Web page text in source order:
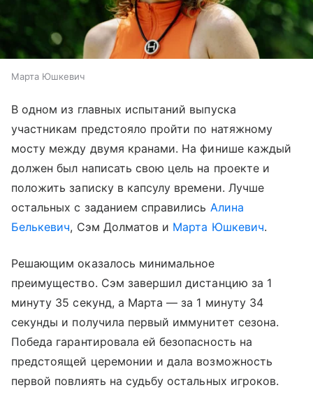
Марта Юшкевич
В одном из главных испытаний выпуска
участникам предстояло пройти по натяжному
мосту между двумя кранами. На финише каждый
должен был написать свою цель на проекте и
положить записку в капсулу времени. Лучше
остальных с заданием справились Алина
Белькевич, Сэм Долматов и Марта Юшкевич.
Решающим оказалось минимальное
преимущество. Сэм завершил дистанцию за 1
минуту 35 секунд, а Марта — за 1 минуту 34
секунды и получила первый иммунитет сезона.
Победа гарантировала ей безопасность на
предстоящей церемонии и дала возможность
первой повлиять на судьбу остальных игроков.